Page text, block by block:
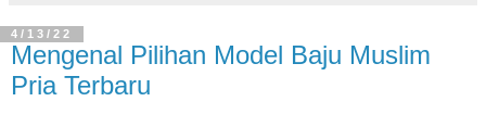
4/13/22
Mengenal Pilihan Model Baju Muslim
Pria Terbaru